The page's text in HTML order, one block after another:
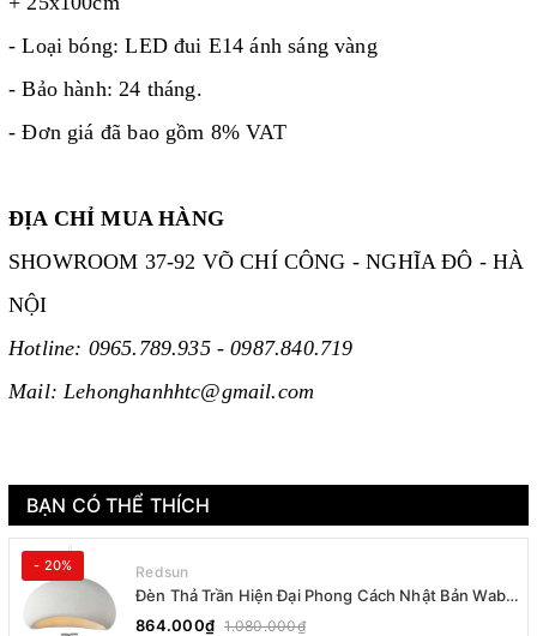
- Loại bóng: LED đui E14 ánh sáng vàng
- Bảo hành: 24 tháng.
- Đơn giá đã bao gồm 8% VAT
ĐỊA CHỈ MUA HÀNG
SHOWROOM 37-92 VÕ CHÍ CÔNG - NGHĨA ĐÔ - HÀ
NỘI
Hotline: 0965.789.935 - 0987.840.719
Mail: Lehonghanhhtc@gmail.com
BẠN CÓ THỂ THÍCH
- 20% Redsun
Đèn Thả Trần Hiện Đại Phong Cách Nhật Bản Wabi-
sabi CDT-T036 Dáng B
864.000₫ 1.080.000₫